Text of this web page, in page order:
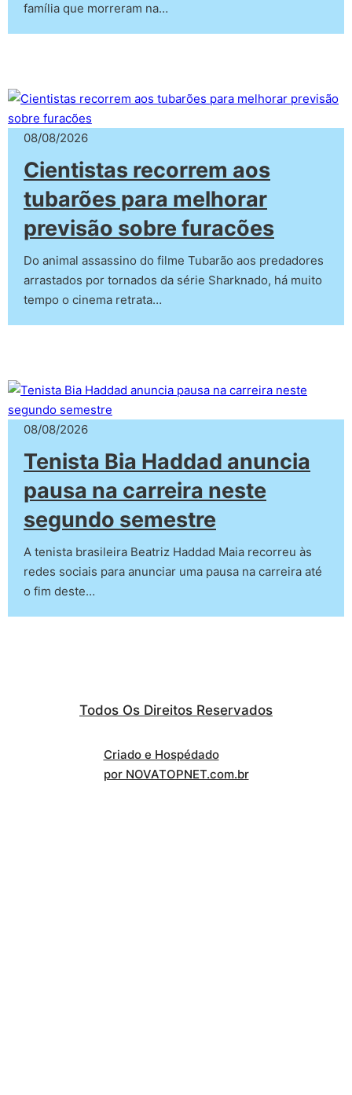
família que morreram na…
08/08/2026
Cientistas recorrem aos
tubarões para melhorar
previsão sobre furacões
Do animal assassino do filme Tubarão aos predadores
arrastados por tornados da série Sharknado, há muito
tempo o cinema retrata…
08/08/2026
Tenista Bia Haddad anuncia
pausa na carreira neste
segundo semestre
A tenista brasileira Beatriz Haddad Maia recorreu às
redes sociais para anunciar uma pausa na carreira até
o fim deste…
Todos Os Direitos Reservados
Criado e Hospédado
por NOVATOPNET.com.br